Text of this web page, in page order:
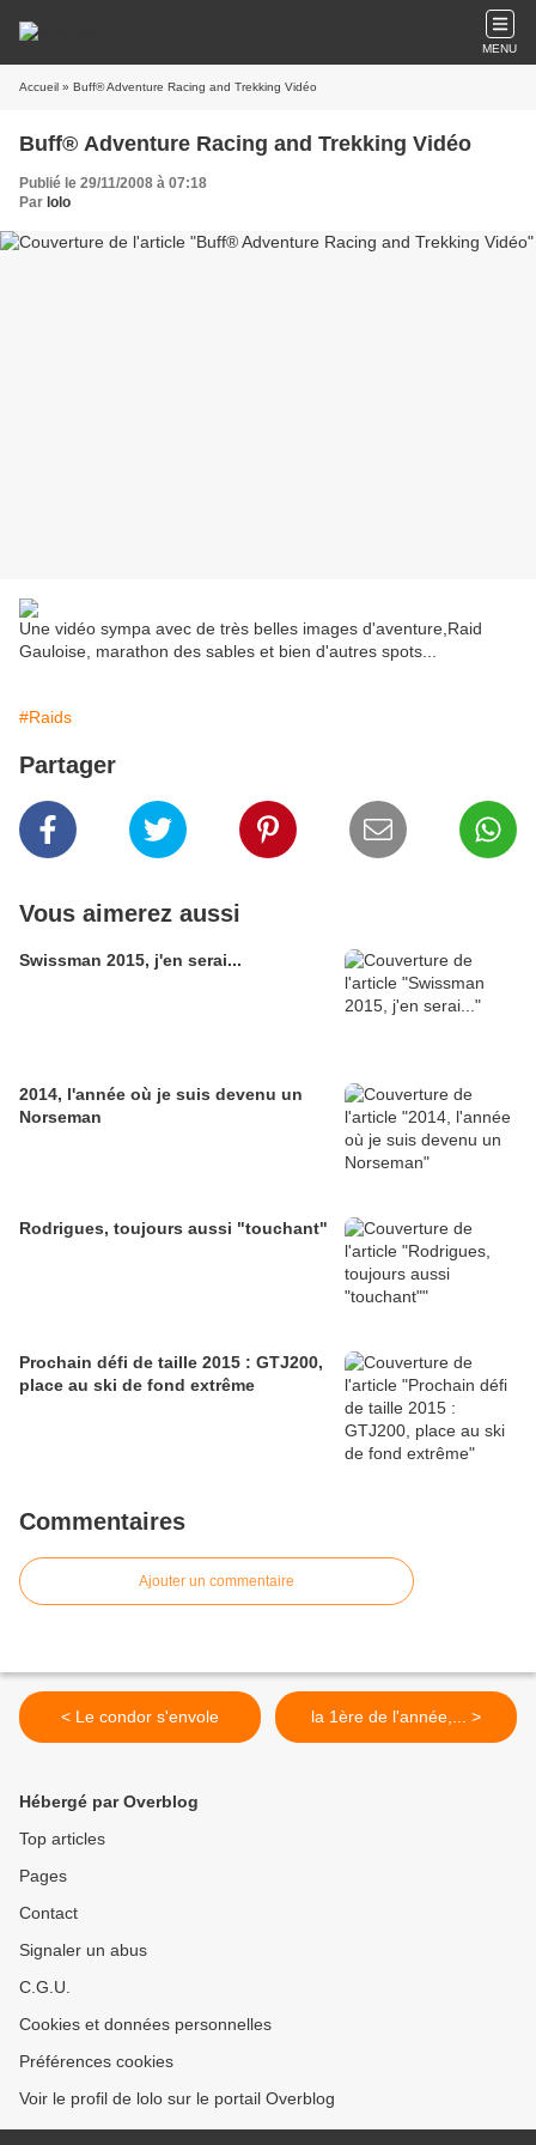
MENU
Accueil » Buff® Adventure Racing and Trekking Vidéo
Buff® Adventure Racing and Trekking Vidéo
Publié le 29/11/2008 à 07:18
Par lolo
Une vidéo sympa avec de très belles images d'aventure,Raid
Gauloise, marathon des sables et bien d'autres spots...
#Raids
Partager
Vous aimerez aussi
Swissman 2015, j'en serai...
2014, l'année où je suis devenu un
Norseman
Rodrigues, toujours aussi "touchant"
Prochain défi de taille 2015 : GTJ200,
place au ski de fond extrême
Commentaires
Ajouter un commentaire
< Le condor s'envole la 1ère de l'année,... >
Hébergé par Overblog
Top articles
Pages
Contact
Signaler un abus
C.G.U.
Cookies et données personnelles
Préférences cookies
Voir le profil de lolo sur le portail Overblog